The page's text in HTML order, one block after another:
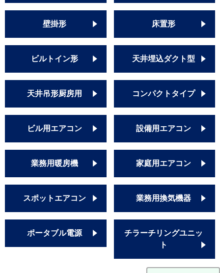
壁掛形 床置形
ビルトイン形 天井埋込ダクト型
天井吊形厨房用 コンパクトタイプ
ビル用エアコン 設備用エアコン
業務用暖房機 家庭用エアコン
スポットエアコン 業務用換気機器
ポータブル電源
チラーチリングユニッ
ト